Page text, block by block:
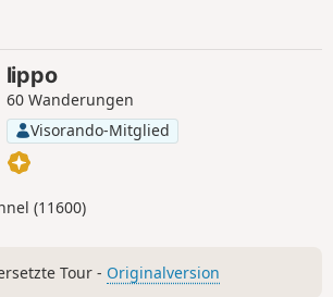
lippo
60 Wanderungen
Visorando-Mitglied
(11600)
Tour - Originalversion